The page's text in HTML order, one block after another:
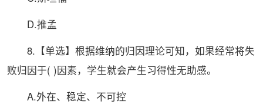
D.推孟
8.【单选】根据维纳的归因理论可知，如果经常将失
败归因于( )因素，学生就会产生习得性无助感。
A.外在、稳定、不可控